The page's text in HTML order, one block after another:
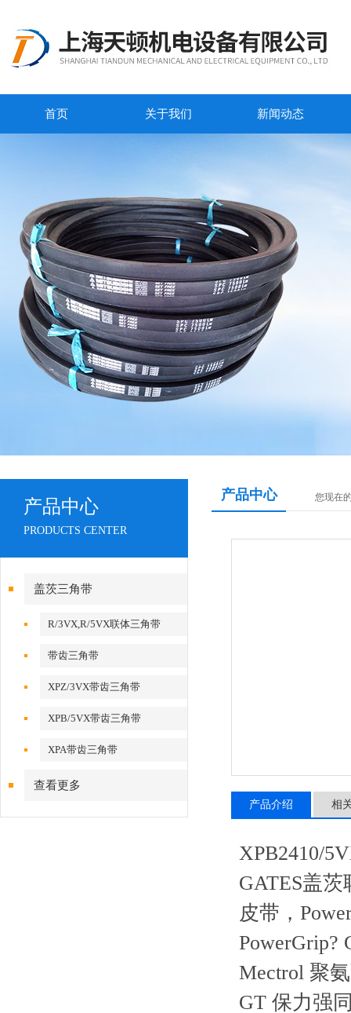
首页 关于我们 新闻动态
产品中心
PRODUCTS CENTER
盖茨三角带
R/3VX,R/5VX联体三角带
带齿三角带
XPZ/3VX带齿三角带
XPB/5VX带齿三角带
XPA带齿三角带
查看更多
产品中心 您现在
产品介绍 相
XPB2410/
GATES盖
皮带，
PowerGrip?
Mectrol 聚
GT 保力强